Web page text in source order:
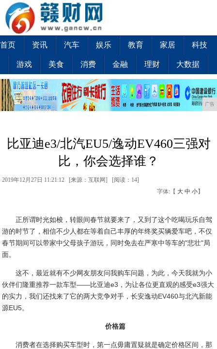
首页 资讯 汽车 娱乐 教育 家居 科技
游戏 美食 消费 金融 理财 大数据
广告
比亚迪e3/北汽EU5/逸动EV460三强对
比，你会选择谁？
2019年12月27日 11:21:12 [来源：互联网] [阅读：14]
字体:【 大 中 小】
正所谓时光如梭，转眼间春节就要来了，又到了这个吃喝玩乐自驾
游的时节了，相信不少人都在等着自己丰厚的年终奖买辆爱车吧，不仅
春节期间可以带家中父母孩子游玩，同时免去在严寒中等车的"悲壮"局
面。
这不，最近就有不少网友朋友问我购车问题，为此，今天我就为小
伙伴们隆重推荐一款车型——比亚迪e3，为让各位更直观的感受e3强大
的实力，我们还找来了它的两大竞争对手，长安逸动EV460与北汽新能
源EU5。
价格篇
消费者在选择购买车型时，第一点毋庸置疑就是确定价格区间，那